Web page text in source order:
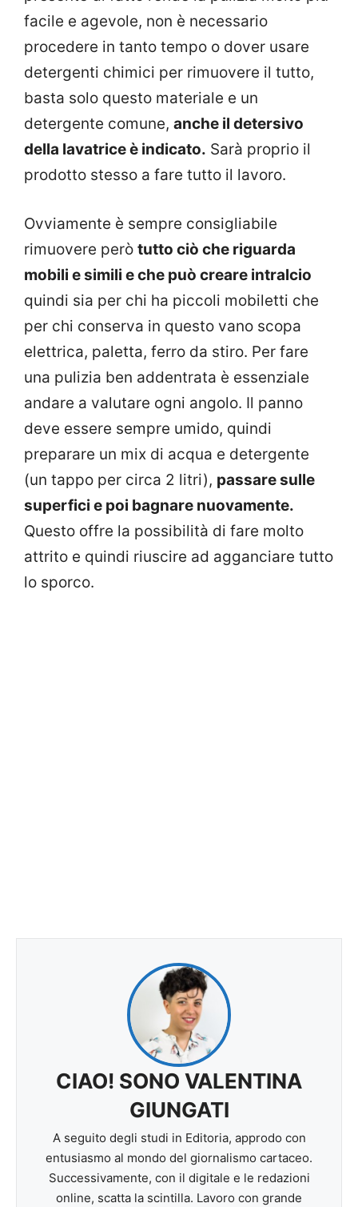
facile e agevole, non è necessario
procedere in tanto tempo o dover usare
detergenti chimici per rimuovere il tutto,
basta solo questo materiale e un
detergente comune, anche il detersivo
della lavatrice è indicato. Sarà proprio il
prodotto stesso a fare tutto il lavoro.
Ovviamente è sempre consigliabile
rimuovere però tutto ciò che riguarda
mobili e simili e che può creare intralcio
quindi sia per chi ha piccoli mobiletti che
per chi conserva in questo vano scopa
elettrica, paletta, ferro da stiro. Per fare
una pulizia ben addentrata è essenziale
andare a valutare ogni angolo. Il panno
deve essere sempre umido, quindi
preparare un mix di acqua e detergente
(un tappo per circa 2 litri), passare sulle
superfici e poi bagnare nuovamente.
Questo offre la possibilità di fare molto
attrito e quindi riuscire ad agganciare tutto
lo sporco.
CIAO! SONO VALENTINA
GIUNGATI
A seguito degli studi in Editoria, approdo con
entusiasmo al mondo del giornalismo cartaceo.
Successivamente, con il digitale e le redazioni
online, scatta la scintilla. Lavoro con grande